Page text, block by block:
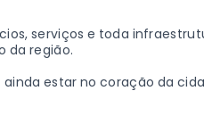
serviços e toda
da região.
estar no coração da